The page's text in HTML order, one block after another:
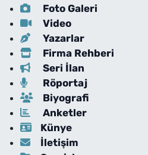
Foto Galeri
Video
Yazarlar
Firma Rehberi
Seri İlan
Röportaj
Biyografi
Anketler
Künye
İletişim